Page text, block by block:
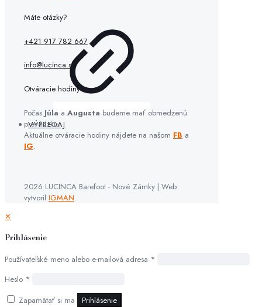
VÝPREDAJ
Máte otázky?
+421 917 782 667
info@lucinca.sk
Otváracie hodiny:
Počas Júla a Augusta budeme mať obmedzenú
prevádzku.
Aktuálne otváracie hodiny nájdete na našom FB a
IG.
2026 LUCINCA Barefoot - Nové Zámky | Web
vytvoril IGMAN.
✕
Prihlásenie
Používateľské meno alebo e-mailová adresa *
Heslo *
Zapamätať si ma
Prihlásenie